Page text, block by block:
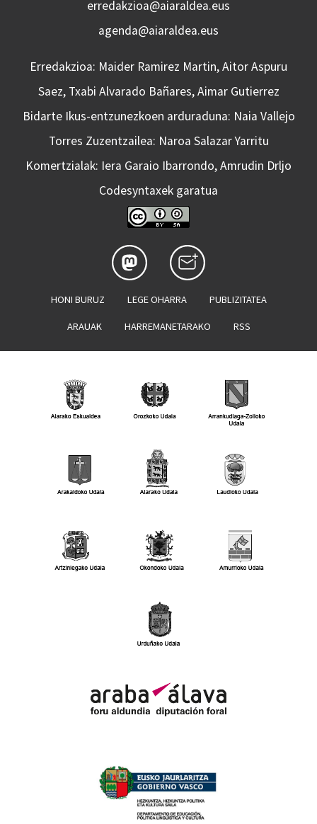
erredakzioa@aiaraldea.eus
agenda@aiaraldea.eus
Erredakzioa: Maider Ramirez Martin, Aitor Aspuru
Saez, Txabi Alvarado Bañares, Aimar Gutierrez
Bidarte Ikus-entzunezkoen arduraduna: Naia Vallejo
Torres Zuzentzailea: Naroa Salazar Yarritu
Komertzialak: Iera Garaio Ibarrondo, Amrudin Drljo
Codesyntaxek garatua
HONI BURUZ LEGE OHARRA PUBLIZITATEA
ARAUAK HARREMANETARAKO RSS